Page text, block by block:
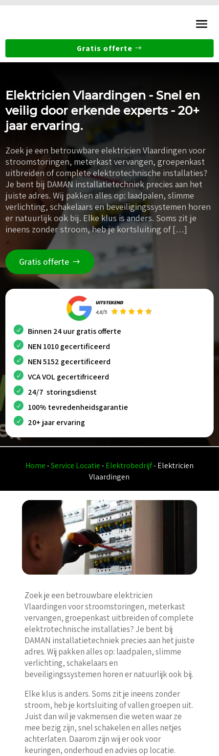
Gratis offerte
Elektricien Vlaardingen - Snel en
veilig door erkende experts - 20+
jaar ervaring.
Zoek je een betrouwbare elektricien Vlaardingen voor
stroomstoringen, meterkast vervangen, groepenkast
uitbreiden of complete elektrotechnische installaties?
Je bent bij DAMAN installatietechniek precies aan het
juiste adres. Wij pakken alles op: laadpalen, slimme
verlichting, schakelaars en beveiligingssystemen horen
er natuurlijk ook bij. Elke klus is anders. Soms zit je
ineens zonder stroom, heb je kortsluiting of […]
Gratis offerte
Binnen 24 uur gratis offerte
NEN 1010 gecertificeerd
NEN 5152 gecertificeerd
VCA VOL gecertifriceerd
24/7 storingsdienst
100% tevredenheidsgarantie
20+ jaar ervaring
Home-Service Locatie-Elektrobedrijf-Elektricien
Vlaardingen
Zoek je een betrouwbare elektricien
Vlaardingen voor stroomstoringen, meterkast
vervangen, groepenkast uitbreiden of complete
elektrotechnische installaties? Je bent bij
DAMAN installatietechniek precies aan het juiste
adres. Wij pakken alles op: laadpalen, slimme
verlichting, schakelaars en
beveiligingssystemen horen er natuurlijk ook bij.
Elke klus is anders. Soms zit je ineens zonder
stroom, heb je kortsluiting of vallen groepen uit.
Juist dan wil je vakmensen die weten waar ze
mee bezig zijn, snel schakelen en alles netjes
achterlaten. Daarom zijn wij er ook voor
keuringen, onderhoud en advies op locatie.